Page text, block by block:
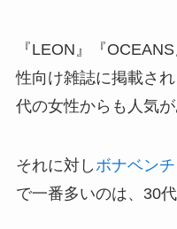
『LEON』『
性向け雑誌に掲載さ
代の女性からも人気が
それに対しボナベンチ
で一番多いのは、30代